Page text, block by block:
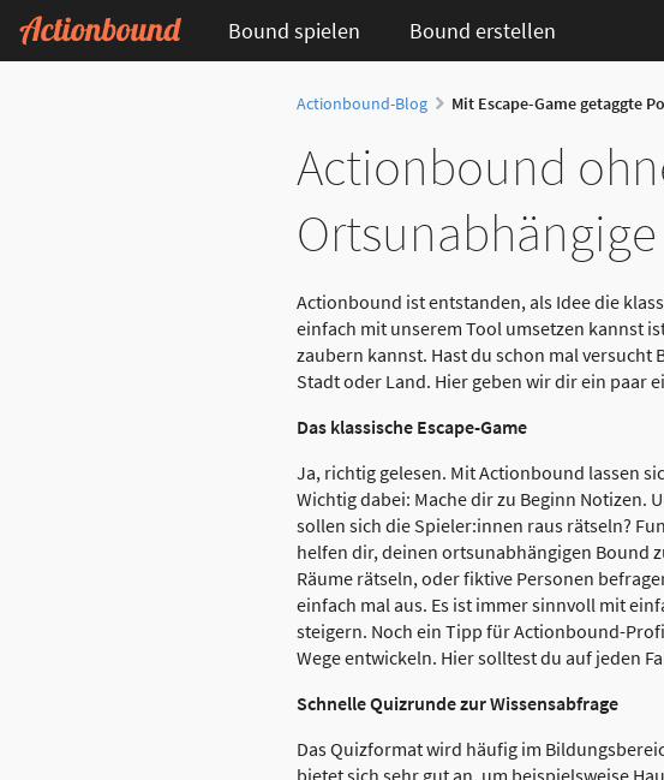
Bound spielen Bound erstellen
Actionbound-Blog Mit Escape-Game getaggte
Actionbound
Actionbound ist entstanden, als Idee die
einfach mit unserem Tool umsetzen kannst
zaubern kannst. Hast du schon mal versucht
Stadt oder Land. Hier geben wir dir ein paar
Das klassische Escape-Game
Ja, richtig gelesen. Mit Actionbound lassen
Wichtig dabei: Mache dir zu Beginn Notizen.
sollen sich die Spieler:innen raus rätseln?
helfen dir, deinen ortsunabhängigen Bound
Räume rätseln, oder fiktive Personen
einfach mal aus. Es ist immer sinnvoll mit
steigern. Noch ein Tipp für Actionbound-
Wege entwickeln. Hier solltest du auf jeden
Schnelle Quizrunde zur Wissensabfrage
Das Quizformat wird häufig im